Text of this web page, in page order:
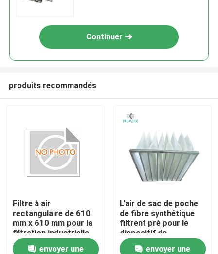
Maison
Des produits
Continuer
produits recommandés
Filtre à air
rectangulaire de 610
mm x 610 mm pour la
filtration industrielle
de l'air
envoyer une
L'air de sac de poche
de fibre synthétique
filtrent pré pour le
dispositif de
climatisation
envoyer une